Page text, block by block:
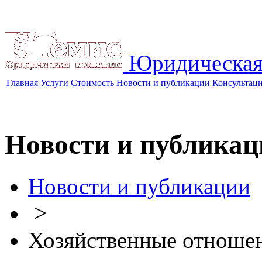
Главная Услуги Стоимость Новости и публикации
Новости и
Новости и публикации
>
Хозяйственные